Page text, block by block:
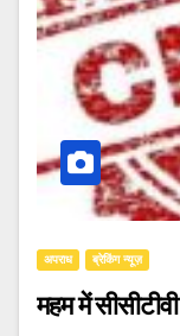
अपराध ब्रेकिंग न्यूज़
महम में